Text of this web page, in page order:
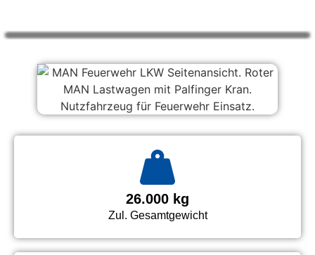
26.000 kg
Zul. Gesamtgewicht